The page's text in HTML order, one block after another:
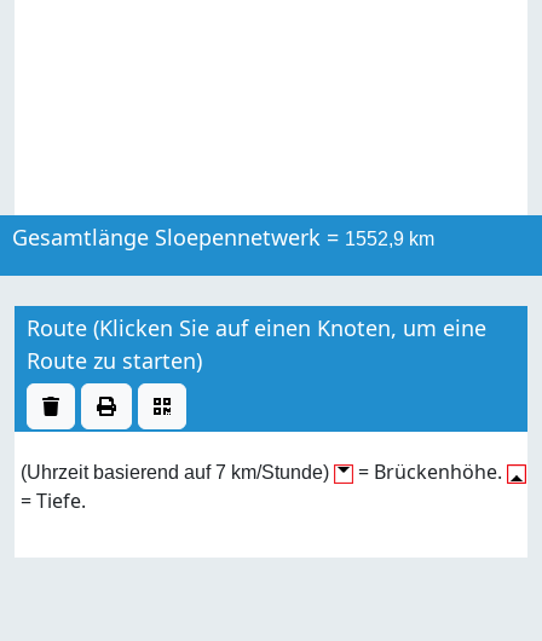
Gesamtlänge Sloepennetwerk = 1552,9 km
Route (Klicken Sie auf einen Knoten, um eine
Route zu starten)
(Uhrzeit basierend auf 7 km/Stunde)
= Brückenhöhe.
= Tiefe.